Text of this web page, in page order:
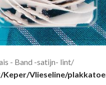
- Band -satijn- lint
Vlieseline/